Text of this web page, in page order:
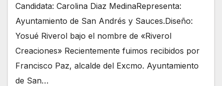
Candidata: Carolina Diaz MedinaRepresenta:
Ayuntamiento de San Andrés y Sauces.Diseño:
Yosué Riverol bajo el nombre de «Riverol
Creaciones» Recientemente fuimos recibidos por
Francisco Paz, alcalde del Excmo. Ayuntamiento
de San…